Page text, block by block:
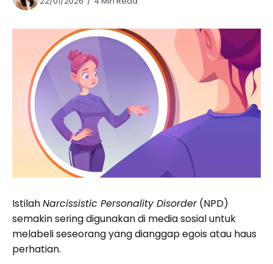
IstilahNarcissistic Personality Disorder (NPD)
semakin sering digunakan di media sosial untuk
melabeli seseorang yang dianggap egois atau haus
perhatian.